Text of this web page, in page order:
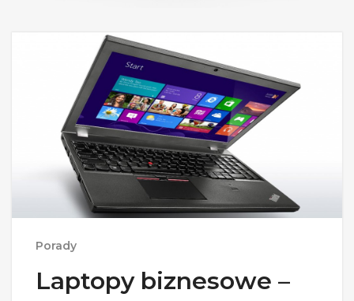
Porady
Laptopy biznesowe –